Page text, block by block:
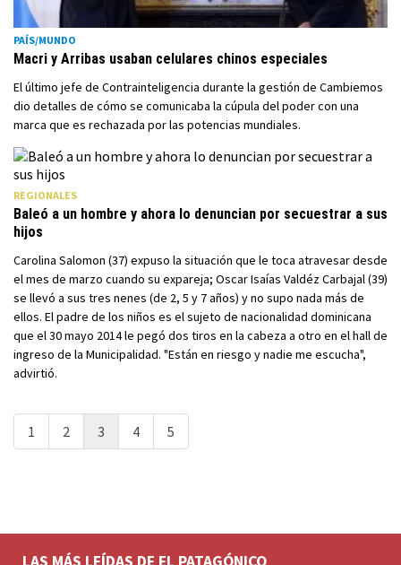
PAÍS/MUNDO
Macri y Arribas usaban celulares chinos especiales
El último jefe de Contrainteligencia durante la gestión de Cambiemos
dio detalles de cómo se comunicaba la cúpula del poder con una
marca que es rechazada por las potencias mundiales.
REGIONALES
Baleó a un hombre y ahora lo denuncian por secuestrar a sus
hijos
Carolina Salomon (37) expuso la situación que le toca atravesar desde
el mes de marzo cuando su expareja; Oscar Isaías Valdéz Carbajal (39)
se llevó a sus tres nenes (de 2, 5 y 7 años) y no supo nada más de
ellos. El padre de los niños es el sujeto de nacionalidad dominicana
que el 30 mayo 2014 le pegó dos tiros en la cabeza a otro en el hall de
ingreso de la Municipalidad. "Están en riesgo y nadie me escucha",
advirtió.
1 2 3 4 5